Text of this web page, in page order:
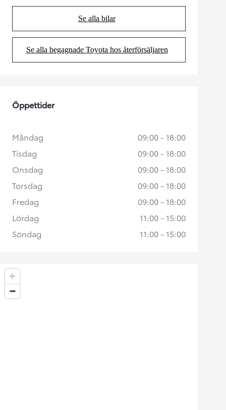
Se alla bilar
(Opens in new tab)
Se alla begagnade Toyota hos återförsäljaren
(Opens in new tab)
Öppettider
Måndag
09:00 - 18:00
Tisdag
09:00 - 18:00
Onsdag
09:00 - 18:00
Torsdag
09:00 - 18:00
Fredag
09:00 - 18:00
Lördag
11:00 - 15:00
Söndag
11:00 - 15:00